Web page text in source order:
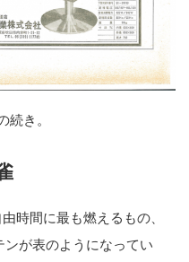
続き。
時間に最も燃えるもの、
が表のようになってい